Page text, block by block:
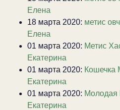
Елена
18 марта 2020: метис
Елена
01 марта 2020: Метис
Екатерина
01 марта 2020: Кошечка
Екатерина
01 марта 2020: Молодая
Екатерина